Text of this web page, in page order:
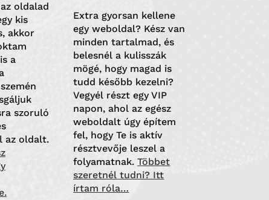
oldalad
kis
akkor
a
szoruló
az oldalt.
Extra gyorsan kellene
egy weboldal? Kész van
minden tartalmad, és
belesnél a kulisszák
mögé, hogy magad is
tudd később kezelni?
Vegyél részt egy VIP
napon, ahol az egész
weboldalt úgy építem
fel, hogy Te is aktív
résztvevője leszel a
folyamatnak.Többet
szeretnél tudni? Itt
írtam róla…